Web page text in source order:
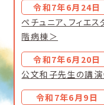
令和7年6月24日
ペチュニア、フィエス
階病棟＞
令和7年6月20日
公文和子先生の講
令和7年6月9日